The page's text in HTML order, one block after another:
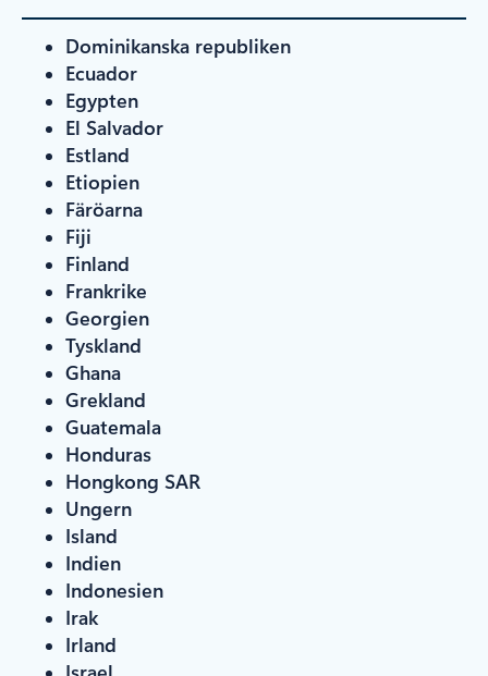
Dominikanska republiken
Ecuador
Egypten
El Salvador
Estland
Etiopien
Färöarna
Fiji
Finland
Frankrike
Georgien
Tyskland
Ghana
Grekland
Guatemala
Honduras
Hongkong SAR
Ungern
Island
Indien
Indonesien
Irak
Irland